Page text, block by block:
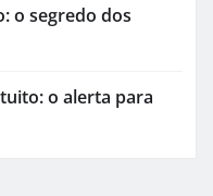
o segredo dos
o alerta para